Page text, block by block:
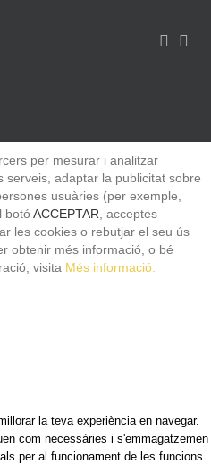
per mesurar i analitzar
adaptar la publicitat sobre
usuàries (per exemple,
botóACCEPTAR , acceptes
les cookies o rebutjar el seu ús
obtenir més informació, o bé
visita Més informació.
la teva experiència en navegar.
com necessàries i s'emmagatzemen
per al funcionament de les funcions